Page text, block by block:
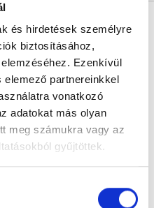
és hirdetések személyre
biztosításához,
Ezenkívül
elemező partnereinkkel
vonatkozó
adatokat más olyan
meg számukra vagy az
gyűjtöttek.
info/foglaljorvost-
orvosi oklevéllel rendelkező
szakképesítés
részt. Ezen orvosok által
teljes
felügyeli az egészségügyi
utána pedig a
A foglaljorvost.hu
bármely szakorvos